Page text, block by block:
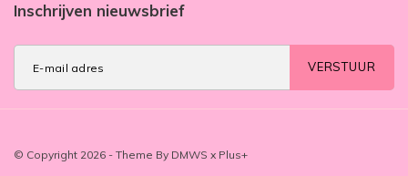
Inschrijven nieuwsbrief
VERSTUUR
© Copyright 2026 - Theme By DMWS x Plus+